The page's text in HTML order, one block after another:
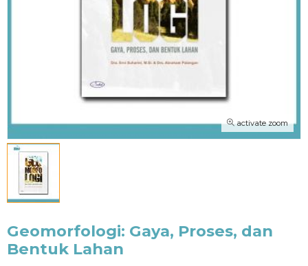
activate zoom
Geomorfologi: Gaya, Proses, dan
Bentuk Lahan